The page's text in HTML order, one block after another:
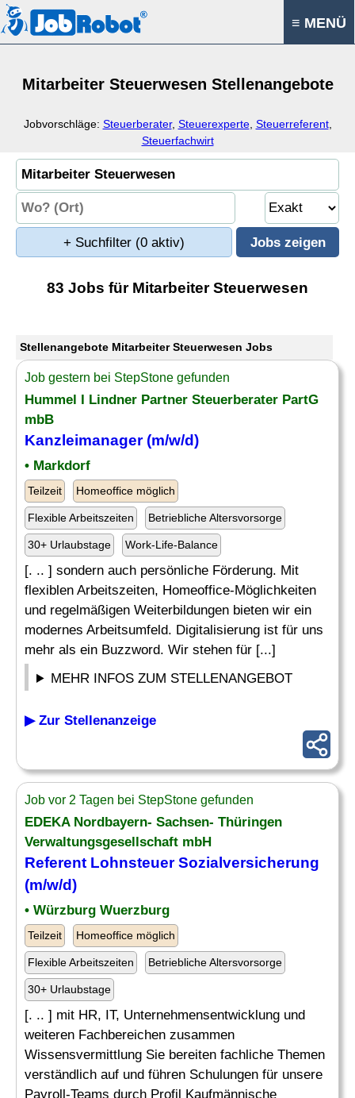
≡ MENÜ
Mitarbeiter Steuerwesen Stellenangebote
Jobvorschläge: Steuerberater, Steuerexperte, Steuerreferent,
Steuerfachwirt
+ Suchfilter (0 aktiv)
83 Jobs für Mitarbeiter Steuerwesen
Stellenangebote Mitarbeiter Steuerwesen Jobs
Job gestern bei StepStone gefunden
Hummel I Lindner Partner Steuerberater PartG
mbB
Kanzleimanager (m/w/d)
• Markdorf
Teilzeit Homeoffice möglich
Flexible Arbeitszeiten Betriebliche Altersvorsorge
30+ Urlaubstage Work-Life-Balance
[. .. ] sondern auch persönliche Förderung. Mit
flexiblen Arbeitszeiten, Homeoffice-Möglichkeiten
und regelmäßigen Weiterbildungen bieten wir ein
modernes Arbeitsumfeld. Digitalisierung ist für uns
mehr als ein Buzzword. Wir stehen für [...]
MEHR INFOS ZUM STELLENANGEBOT
▶ Zur Stellenanzeige
Job vor 2 Tagen bei StepStone gefunden
EDEKA Nordbayern- Sachsen- Thüringen
Verwaltungsgesellschaft mbH
Referent Lohnsteuer Sozialversicherung
(m/w/d)
• Würzburg Wuerzburg
Teilzeit Homeoffice möglich
Flexible Arbeitszeiten Betriebliche Altersvorsorge
30+ Urlaubstage
[. .. ] mit HR, IT, Unternehmensentwicklung und
weiteren Fachbereichen zusammen
Wissensvermittlung Sie bereiten fachliche Themen
verständlich auf und führen Schulungen für unsere
Payroll-Teams durch Profil Kaufmännische